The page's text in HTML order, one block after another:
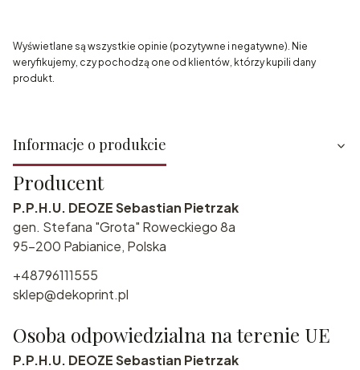
Wyświetlane są wszystkie opinie (pozytywne i negatywne). Nie
weryfikujemy, czy pochodzą one od klientów, którzy kupili dany
produkt.
Informacje o produkcie
Producent
P.P.H.U. DEOZE Sebastian Pietrzak
gen. Stefana "Grota" Roweckiego 8a
95-200 Pabianice, Polska
+48796111555
sklep@dekoprint.pl
Osoba odpowiedzialna na terenie UE
P.P.H.U. DEOZE Sebastian Pietrzak